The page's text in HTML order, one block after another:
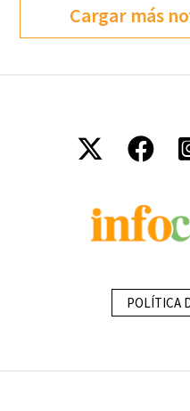
Cargar más
POLÍTICA